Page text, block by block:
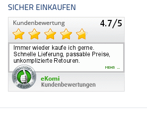
SICHER EINKAUFEN